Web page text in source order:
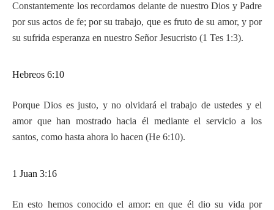
Constantemente los recordamos delante de nuestro Dios y Padre
por sus actos de fe; por su trabajo, que es fruto de su amor, y por
su sufrida esperanza en nuestro Señor Jesucristo (1 Tes 1:3).
Hebreos 6:10
Porque Dios es justo, y no olvidará el trabajo de ustedes y el
amor que han mostrado hacia él mediante el servicio a los
santos, como hasta ahora lo hacen (He 6:10).
1 Juan 3:16
En esto hemos conocido el amor: en que él dio su vida por